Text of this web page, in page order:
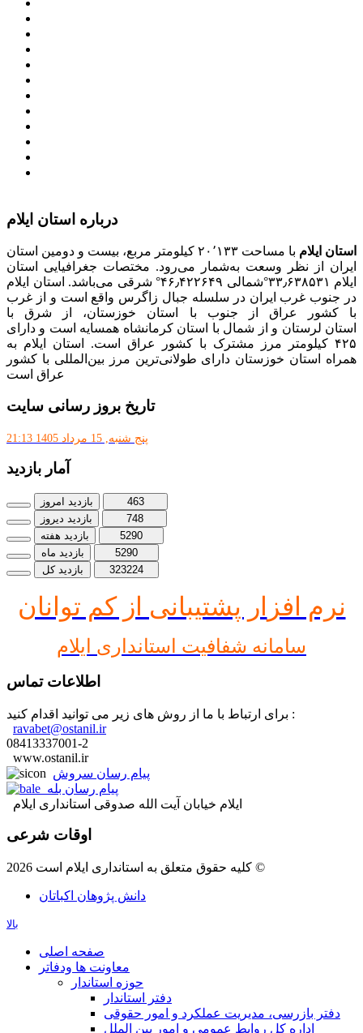
درباره استان ایلام
استان ایلام
با مساحت ۲۰٬۱۳۳ کیلومتر مربع، بیست و دومین استان
ایران از نظر وسعت به‌شمار می‌رود. مختصات جغرافیایی استان
ایلام ۳۳٫۶۳۸۵۳۱°شمالی ۴۶٫۴۲۲۶۴۹° شرقی می‌باشد. استان ایلام
در جنوب غرب ایران در سلسله جبال زاگرس واقع است و از غرب
با کشور عراق از جنوب با استان خوزستان، از شرق با
استان لرستان و از شمال با استان کرمانشاه همسایه است و دارای
۴۲۵ کیلومتر مرز مشترک با کشور عراق است. استان ایلام به
همراه استان خوزستان دارای طولانی‌ترین مرز بین‌المللی با کشور
عراق است
تاریخ بروز رسانی سایت
پنج شنبه, 15 مرداد 1405 21:13
آمار بازدید
بازدید امروز
463
بازدید دیروز
748
بازدید هفته
5290
بازدید ماه
5290
بازدید کل
323224
نرم افز ار پشتیبانی از کم توانان
سامانه شفافیت استانداری ایلام
اطلاعات تماس
برای ارتباط با ما از روش های زیر می توانید اقدام کنید :
ravabet@ostanil.ir
08413337001-2
www.ostanil.ir
پیام رسان سروش
پیام رسان بله
ایلام خیابان آیت الله صدوقی استانداری ایلام
اوقات شرعی
کلیه حقوق متعلق به استانداری ایلام است 2026 ©
دانش پژوهان اکباتان
بالا
صفحه اصلی
معاونت ها ودفاتر
حوزه استاندار
دفتر استاندار
دفتر بازرسی، مدیریت عملکرد و امور حقوقی
اداره کل روابط عمومی و امور بین الملل